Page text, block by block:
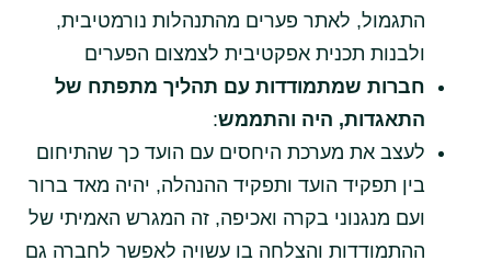
התגמול, לאתר פערים מהתנהלות נורמטיבית,
ולבנות תכנית אפקטיבית לצמצום הפערים
חברות שמתמודדות עם תהליך מתפתח של
התאגדות, היה והתממש:
לעצב את מערכת היחסים עם הועד כך שהתיחום
בין תפקיד הועד ותפקיד ההנהלה, יהיה מאד ברור
ועם מנגנוני בקרה ואכיפה, זה המגרש האמיתי של
ההתמודדות והצלחה בו עשויה לאפשר לחברה גם